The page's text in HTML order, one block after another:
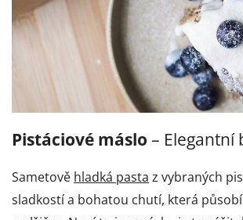
Pistáciové máslo – Elegantní
Sametově hladká pasta z vybraných
sladkostí a bohatou chutí, která